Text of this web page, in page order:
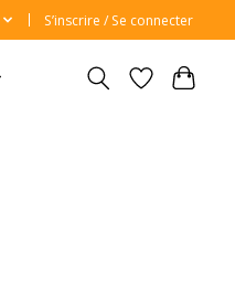
S’inscrire / Se connecter